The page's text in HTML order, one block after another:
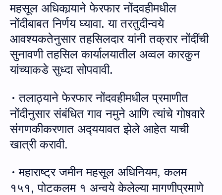
महसूल अधिकार्‍याने फेरफार नोंदवहीमधील
नोंदीबाबत निर्णय घ्‍यावा. या तरतुदीन्‍वये
आवश्‍यकतेनुसार तहसिलदार यांनी तक्रार नोंदींची
सुनावणी तहसिल कार्यालयातील अव्वल कारकुन
यांच्‍याकडे सुध्‍दा सोपवावी.
· तलाठ्याने फेरफार नोंदवहीमधील प्रमाणीत
नोंदीनुसार संबंधित गाव नमुने आणि त्यांचे गोषवारे
संगणकीकरणात अद्‍ययावत झेले आहेत याची
खात्री करावी.
· महाराष्ट्र जमीन महसूल अधिनियम, कलम
१५१,पोटकलम १ अन्वये केलेल्या मागणीप्रमाणे